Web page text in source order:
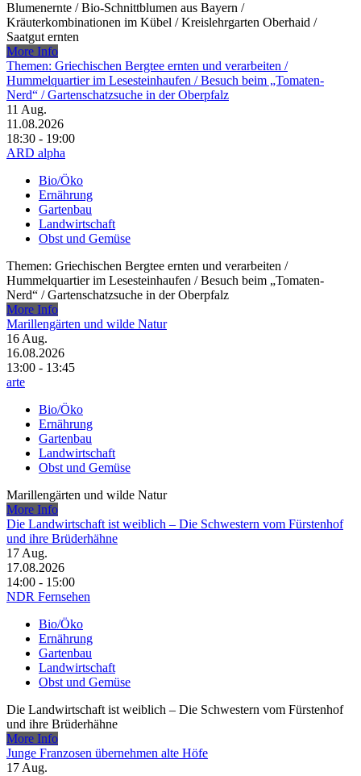
Blumenernte /​ Bio-Schnittblumen aus Bayern /​
Kräuterkombinationen im Kübel /​ Kreislehrgarten Oberhaid /​
Saatgut ernten
More Info
Themen: Griechischen Bergtee ernten und verarbeiten /​
Hummelquartier im Lesesteinhaufen /​ Besuch beim „Tomaten-
Nerd“ /​ Gartenschatzsuche in der Oberpfalz
11 Aug.
11.08.2026
18:30 - 19:00
ARD alpha
Bio/Öko
Ernährung
Gartenbau
Landwirtschaft
Obst und Gemüse
Themen: Griechischen Bergtee ernten und verarbeiten /​
Hummelquartier im Lesesteinhaufen /​ Besuch beim „Tomaten-
Nerd“ /​ Gartenschatzsuche in der Oberpfalz
More Info
Marillengärten und wilde Natur
16 Aug.
16.08.2026
13:00 - 13:45
arte
Bio/Öko
Ernährung
Gartenbau
Landwirtschaft
Obst und Gemüse
Marillengärten und wilde Natur
More Info
Die Landwirtschaft ist weiblich – Die Schwestern vom Fürstenhof
und ihre Brüderhähne
17 Aug.
17.08.2026
14:00 - 15:00
NDR Fernsehen
Bio/Öko
Ernährung
Gartenbau
Landwirtschaft
Obst und Gemüse
Die Landwirtschaft ist weiblich – Die Schwestern vom Fürstenhof
und ihre Brüderhähne
More Info
Junge Franzosen übernehmen alte Höfe
17 Aug.